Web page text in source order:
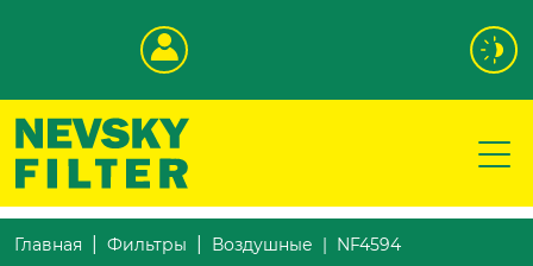
Главная Фильтры Воздушные NF4594